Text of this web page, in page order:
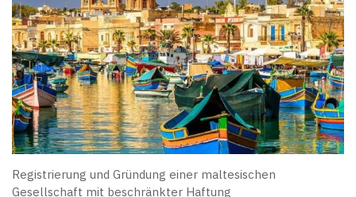
Registrierung und Gründung einer maltesischen
Gesellschaft mit beschränkter Haftung